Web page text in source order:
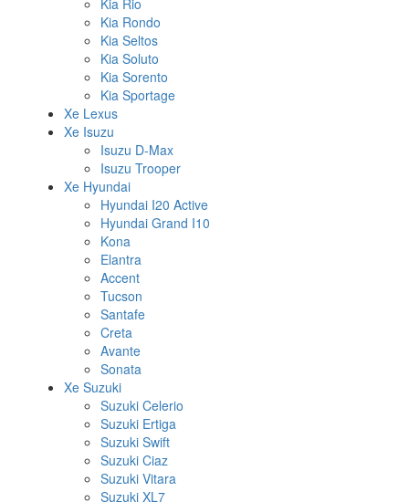
Kia Rio
Kia Rondo
Kia Seltos
Kia Soluto
Kia Sorento
Kia Sportage
Xe Lexus
Xe Isuzu
Isuzu D-Max
Isuzu Trooper
Xe Hyundai
Hyundai I20 Active
Hyundai Grand I10
Kona
Elantra
Accent
Tucson
Santafe
Creta
Avante
Sonata
Xe Suzuki
Suzuki Celerio
Suzuki Ertiga
Suzuki Swift
Suzuki Ciaz
Suzuki Vitara
Suzuki XL7